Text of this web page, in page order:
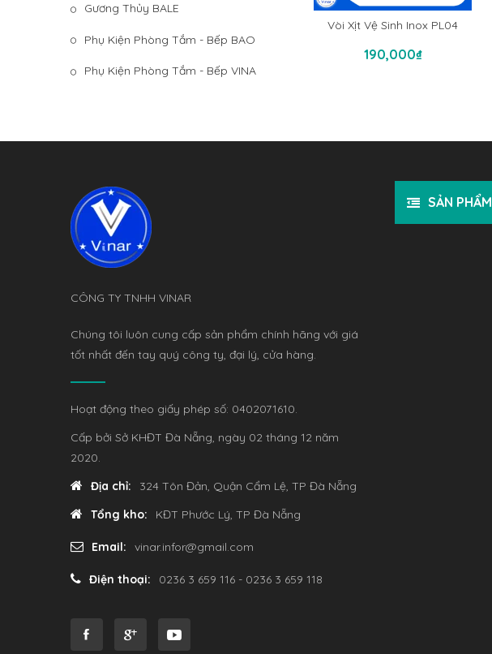
Gương Thủy BALE
Phụ Kiện Phòng Tắm - Bếp BAO
Phụ Kiện Phòng Tắm - Bếp VINA
Vòi Xịt Vệ Sinh Inox PL04
190,000₫
Thêm Vào Giỏ Hàng
CÔNG TY TNHH VINAR
Chúng tôi luôn cung cấp sản phẩm chính hãng với giá
tốt nhất đến tay quý công ty, đại lý, cửa hàng.
Hoạt động theo giấy phép số: 0402071610.
Cấp bởi Sở KHĐT Đà Nẵng, ngày 02 tháng 12 năm
2020.
Địa chỉ:
324 Tôn Đản, Quận Cẩm Lệ, TP Đà Nẵng
Tổng kho:
KĐT Phước Lý, TP Đà Nẵng
Email: vinar.infor@gmail.com
Điện thoại: 0236 3 659 116 - 0236 3 659 118
SẢN PHẨM